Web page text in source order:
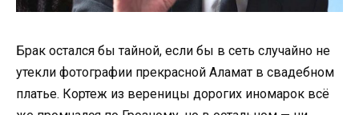
Брак остался бы тайной, если бы в сеть случайно не
утекли фотографии прекрасной Аламат в свадебном
платье. Кортеж из вереницы дорогих иномарок всё